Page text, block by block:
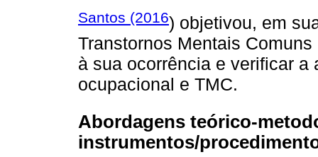
Santos (2016) objetivou, em
Transtornos Mentais
à sua ocorrência e verificar
ocupacional e TMC.
Abordagens teórico-
instrumentos/